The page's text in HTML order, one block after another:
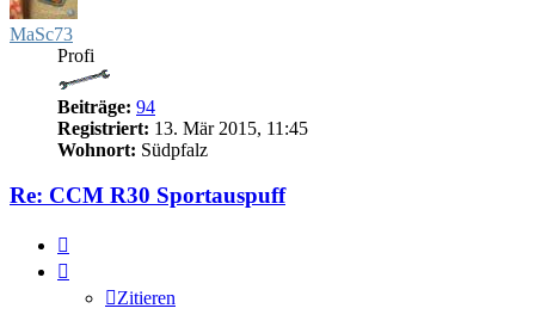
MaSc73
Profi
Beiträge: 94
Registriert: 13. Mär 2015, 11:45
Wohnort: Südpfalz
Re: CCM R30 Sportauspuff
Zitieren